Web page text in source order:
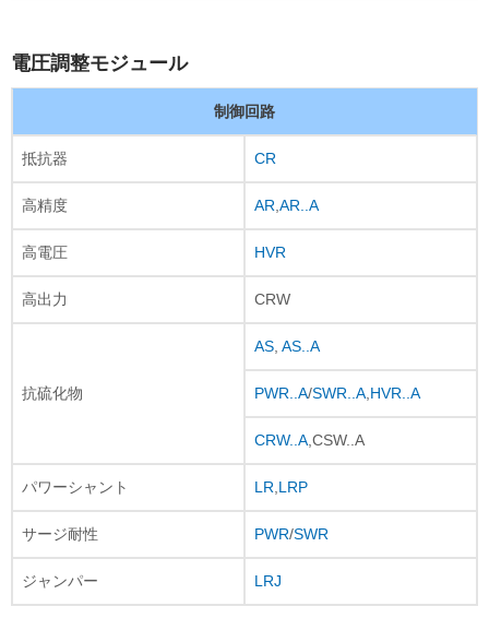
電圧調整モジュール
制御回路
抵抗器 CR
高精度 AR,AR..A
高電圧 HVR
高出力 CRW
抗硫化物
AS, AS..A
PWR..A/SWR..A,HVR..A
CRW..A,CSW..A
パワーシャント LR,LRP
サージ耐性 PWR/SWR
ジャンパー LRJ